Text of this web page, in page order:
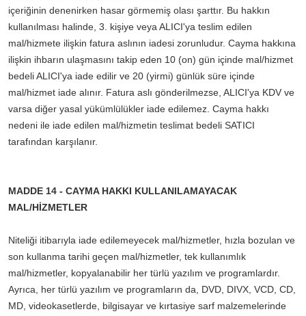
içeriğinin denenirken hasar görmemiş olası şarttır. Bu hakkın
kullanılması halinde, 3. kişiye veya ALICI'ya teslim edilen
mal/hizmete ilişkin fatura aslının iadesi zorunludur. Cayma hakkına
ilişkin ihbarın ulaşmasını takip eden 10 (on) gün içinde mal/hizmet
bedeli ALICI'ya iade edilir ve 20 (yirmi) günlük süre içinde
mal/hizmet iade alınır. Fatura aslı gönderilmezse, ALICI'ya KDV ve
varsa diğer yasal yükümlülükler iade edilemez. Cayma hakkı
nedeni ile iade edilen mal/hizmetin teslimat bedeli SATICI
tarafından karşılanır.
MADDE 14 - CAYMA HAKKI KULLANILAMAYACAK
MAL/HİZMETLER
Niteliği itibarıyla iade edilemeyecek mal/hizmetler, hızla bozulan ve
son kullanma tarihi geçen mal/hizmetler, tek kullanımlık
mal/hizmetler, kopyalanabilir her türlü yazılım ve programlardır.
Ayrıca, her türlü yazılım ve programların da, DVD, DIVX, VCD, CD,
MD, videokasetlerde, bilgisayar ve kırtasiye sarf malzemelerinde